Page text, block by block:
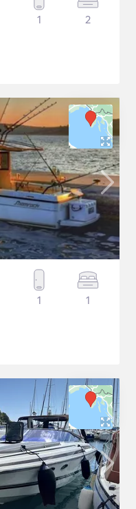
1 2
1 1